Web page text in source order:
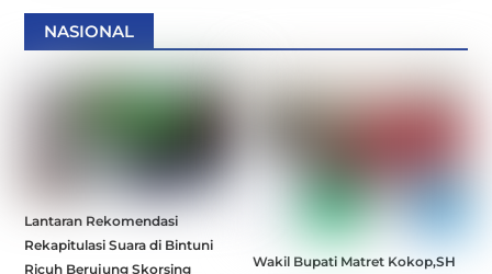
NASIONAL
Lantaran Rekomendasi
Rekapitulasi Suara di Bintuni
Ricuh Berujung Skorsing
Wakil Bupati Matret Kokop,SH